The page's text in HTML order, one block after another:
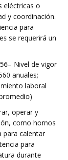
eléctricas o
y coordinación.
para
se requerirá un
Nivel de vigor
anuales;
laboral
operar y
como hornos
para calentar
para
durante